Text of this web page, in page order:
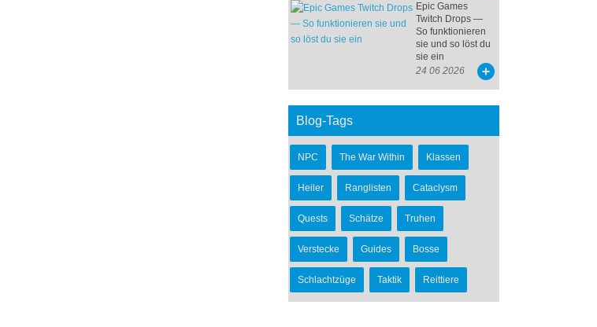
Epic Games
Twitch Drops —
So funktionieren
sie und so löst du
sie ein
24 06 2026
Blog-Tags
NPC The War Within Klassen
Heiler Ranglisten Cataclysm
Quests Schätze Truhen
Verstecke Guides Bosse
Schlachtzüge Taktik Reittiere